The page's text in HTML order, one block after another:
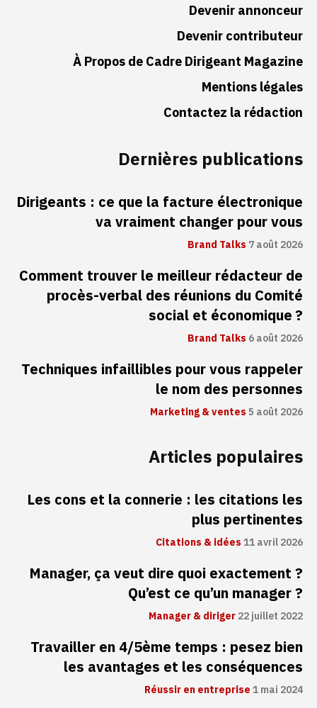
Devenir annonceur
Devenir contributeur
À Propos de Cadre Dirigeant Magazine
Mentions légales
Contactez la rédaction
Dernières publications
Dirigeants : ce que la facture électronique
va vraiment changer pour vous
Brand Talks7 août 2026
Comment trouver le meilleur rédacteur de
procès-verbal des réunions du Comité
social et économique ?
Brand Talks6 août 2026
Techniques infaillibles pour vous rappeler
le nom des personnes
Marketing & ventes5 août 2026
Articles populaires
Les cons et la connerie : les citations les
plus pertinentes
Citations & idées11 avril 2026
Manager, ça veut dire quoi exactement ?
Qu’est ce qu’un manager ?
Manager & diriger22 juillet 2022
Travailler en 4/5ème temps : pesez bien
les avantages et les conséquences
Réussir en entreprise1 mai 2024